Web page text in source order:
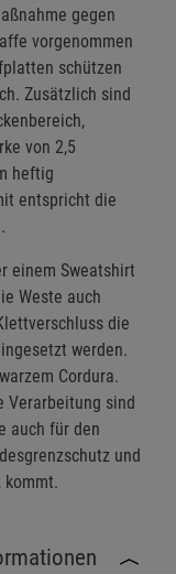
gegen
vorgenommen
schützen
Zusätzlich sind
von 2,5
heftig
entspricht die
einem Sweatshirt
Weste auch
die
werden.
Cordura.
Verarbeitung sind
auch für den
und
kommt.